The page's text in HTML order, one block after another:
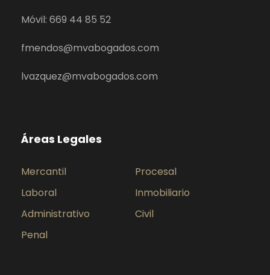
Móvil: 669 44 85 52
fmendos@mvabogados.com
lvazquez@mvabogados.com
Áreas Legales
Mercantil
Procesal
Laboral
Inmobiliario
Administrativo
Civil
Penal